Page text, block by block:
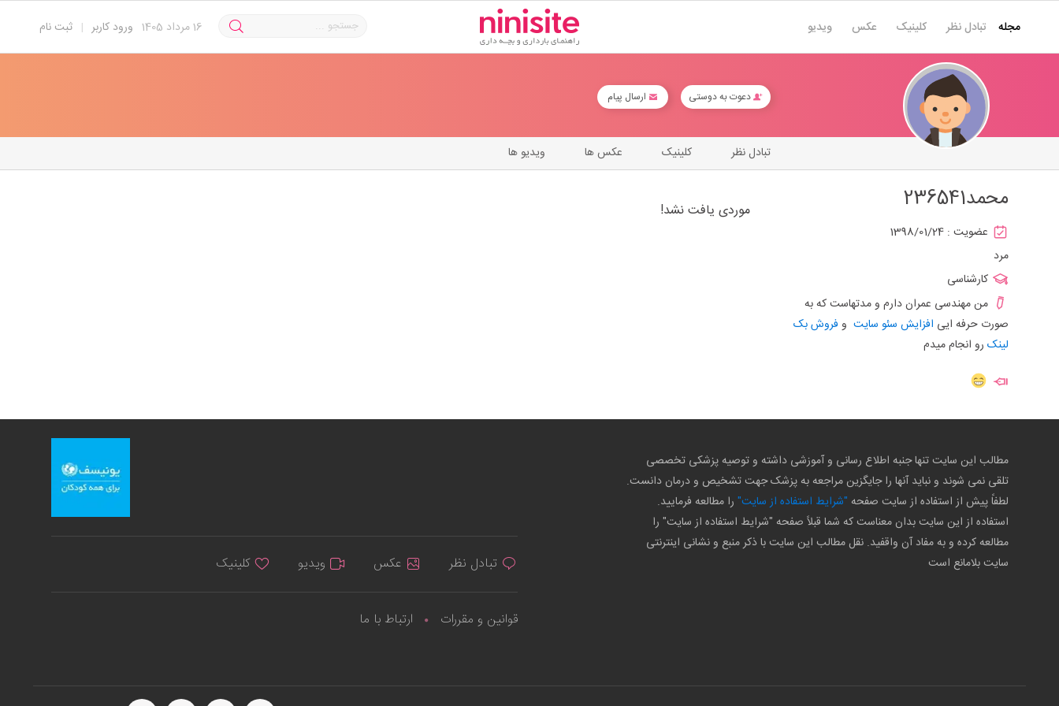
ثبت نام | ورود کاربر 16مرداد 1405 مجله تبادل نظر کلینیک عکس ویدیو
دعوت به دوستی ارسال پیام
ویدیو ها عکس ها کلینیک تبادل نظر
محمد236541
عضویت : 1398/01/24
مرد
کارشناسی
من مهندسی عمران دارم و مدتهاست که به
صورت حرفه ایی افزایش سئو سایت و فروش بک
لینک رو انجام میدم
موردی یافت نشد!
مطالب این سایت تنها جنبه اطلاع رسانی و آموزشی داشته و توصیه پزشکی تخصصی
تلقی نمی شوند و نباید آنها را جایگزین مراجعه به پزشک جهت تشخیص و درمان دانست.
لطفاً پیش از استفاده از سایت صفحه "شرایط استفاده از سایت" را مطالعه فرمایید.
استفاده از این سایت بدان معناست که شما قبلاً صفحه "شرایط استفاده از سایت" را
مطالعه کرده و به مفاد آن واقفید. نقل مطالب این سایت با ذکر منبع و نشانی اینترنتی
سایت بلامانع است
تبادل نظر عکس ویدیو کلینیک
قوانین و مقررات ارتباط با ما